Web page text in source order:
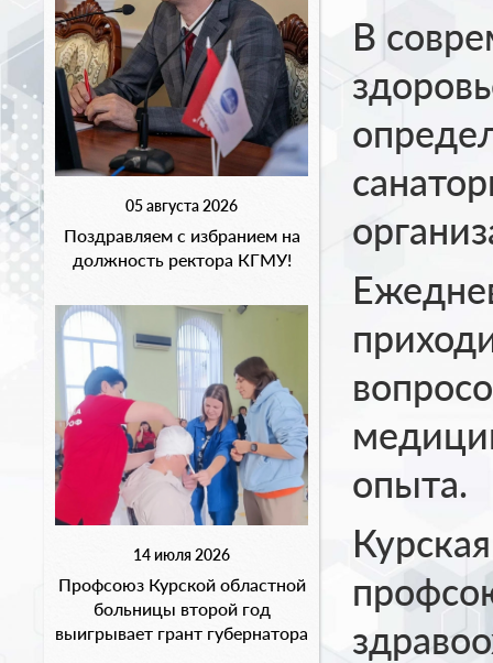
05 августа 2026
Поздравляем с избранием на
должность ректора КГМУ!
14 июля 2026
Профсоюз Курской областной
больницы второй год
выигрывает грант губернатора
В
опыта.